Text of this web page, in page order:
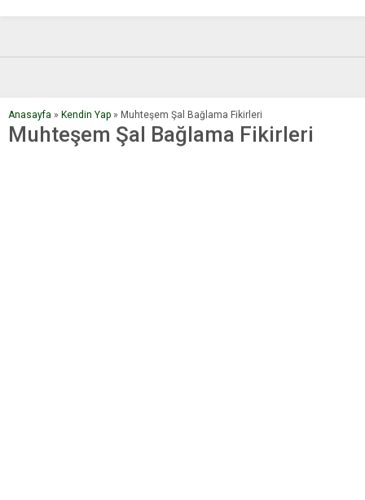
Anasayfa » Kendin Yap » Muhteşem Şal Bağlama Fikirleri
Muhteşem Şal Bağlama Fikirleri